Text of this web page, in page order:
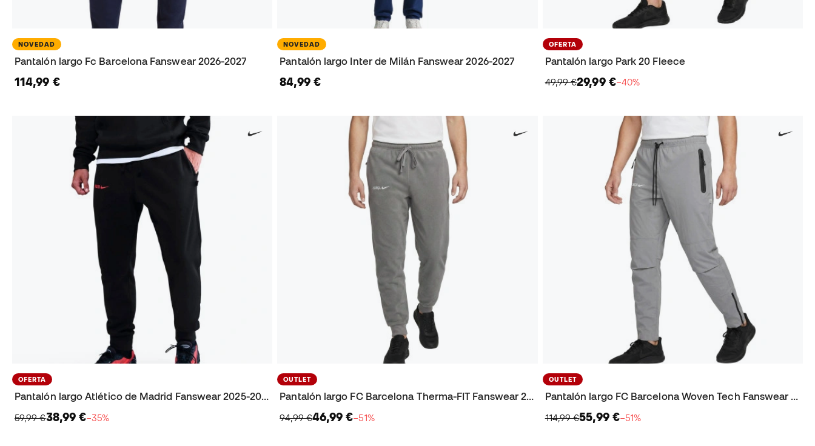
NOVEDAD
Pantalón largo Fc Barcelona Fanswear 2026-2027
114,99 €
NOVEDAD
Pantalón largo Inter de Milán Fanswear 2026-2027
84,99 €
OFERTA
Pantalón largo Park 20 Fleece
49,99 €29,99 €−40%
OFERTA
Pantalón largo Atlético de Madrid Fanswear 2025-2026
59,99 €38,99 €−35%
OUTLET
Pantalón largo FC Barcelona Therma-FIT Fanswear 2025-2026
94,99 €46,99 €−51%
OUTLET
Pantalón largo FC Barcelona Woven Tech Fanswear 2025-2026
114,99 €55,99 €−51%